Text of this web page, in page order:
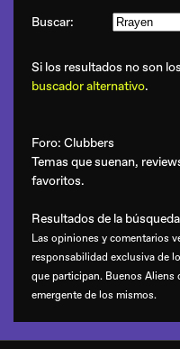
Buscar:
Si los resultados no son
buscador alternativo.
Foro: Clubbers
Temas que suenan,
favoritos.
Resultados de la
Las opiniones y comentarios
responsabilidad exclusiva de
que participan. Buenos
emergente de los mismos.